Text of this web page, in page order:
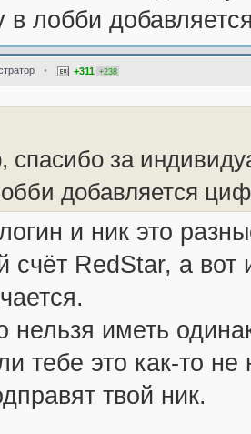
в лобби
• +311 +238
спасибо за
добавляется
и ник это
счёт RedStar, а вот
нельзя иметь
тебе это как-то
твой ник.